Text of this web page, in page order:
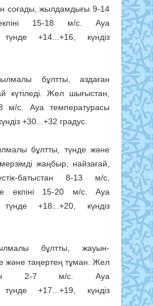
соғады, жылдамдығы 9-14
15-18 м/с. Ауа
түнде +14...+16, күндіз
бұлтты, аздаған
күтіледі. Жел шығыстан,
м/с. Ауа температурасы
+30...+32 градус.
бұлтты, түнде және
жаңбыр, найзағай,
батыстан 8-13 м/с,
екпіні 15-20 м/с. Ауа
түнде +18...+20, күндіз
бұлтты, жауын-
және таңертең тұман. Жел
2-7 м/с. Ауа
түнде +17...+19, күндіз